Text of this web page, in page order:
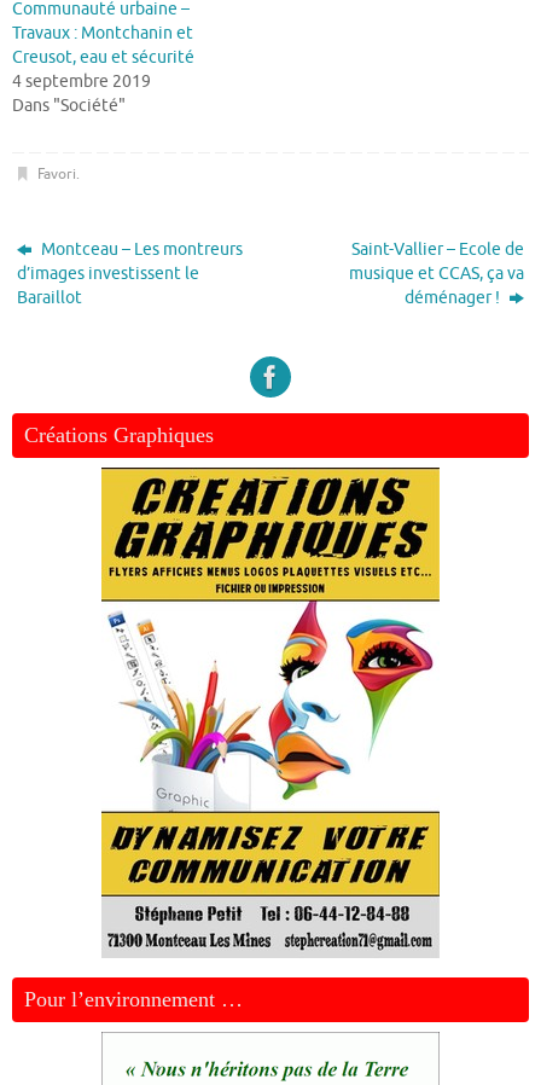
Communauté urbaine –
Travaux : Montchanin et
Creusot, eau et sécurité
4 septembre 2019
Dans "Société"
Favori.
Montceau – Les montreurs
d’images investissent le
Baraillot
Saint-Vallier – Ecole de
musique et CCAS, ça va
déménager !
Créations Graphiques
Pour l’environnement …